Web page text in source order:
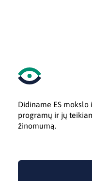
Didiname ES mokslo
programų ir jų
žinomumą.